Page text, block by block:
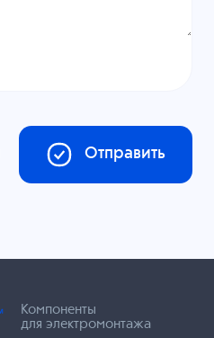
Отправить
Компоненты
для электромонтажа